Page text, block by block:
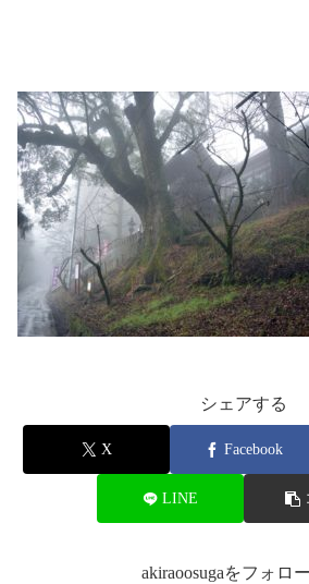
シェアする
X Facebook
LINE
akiraoosugaをフォロ